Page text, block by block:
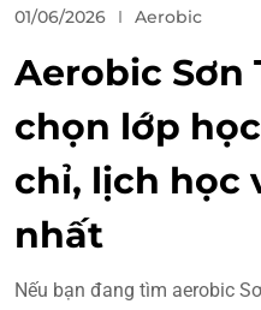
01/06/2026 Aerobic
Aerobic Sơn
chọn lớp
chỉ, lịch học
nhất
Nếu bạn đang tìm aerobic